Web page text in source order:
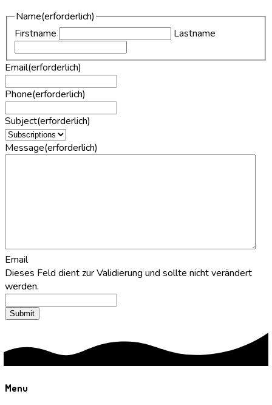
Name(erforderlich)
Firstname
Lastname
Email(erforderlich)
Phone(erforderlich)
Subject(erforderlich)
Message(erforderlich)
Email
Dieses Feld dient zur Validierung und sollte nicht verändert
werden.
Menu